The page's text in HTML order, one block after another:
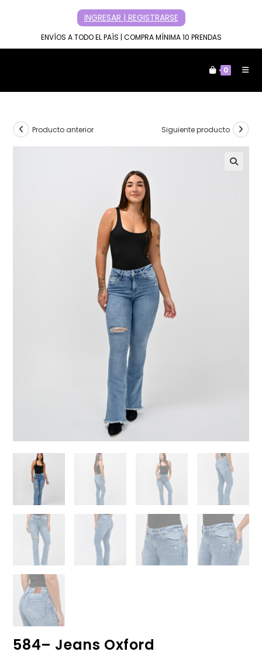
contenido
INGRESAR | REGISTRARSE
ENVÍOS A TODO EL PAÍS | COMPRA MÍNIMA 10 PRENDAS
0
Producto anterior Siguiente producto
584– Jeans Oxford